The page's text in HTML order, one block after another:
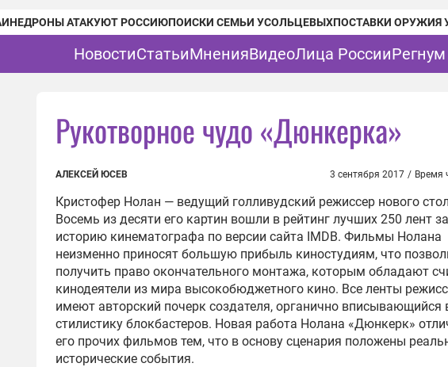
ДРОНЫ АТАКУЮТ РОССИЮПОИСКИ СЕМЬИ УСОЛЬЦЕВЫХПОСТАВКИ ОРУЖИЯ
НовостиСтатьиМненияВидеоЛица России
Рукотворное чудо «Дюнкерка»
АЛЕКСЕЙ ЮСЕВ 3 сентября 2017 / Время
Кристофер Нолан — ведущий голливудский режиссер нового
Восемь из десяти его картин вошли в рейтинг лучших 250 лент
историю кинематографа по версии сайта IMDB. Фильмы Нолана
неизменно приносят большую прибыль киностудиям, что
получить право окончательного монтажа, которым обладают
кинодеятели из мира высокобюджетного кино. Все ленты
имеют авторский почерк создателя, органично вписывающийся
стилистику блокбастеров. Новая работа Нолана «Дюнкерк»
его прочих фильмов тем, что в основу сценария положены
исторические события.